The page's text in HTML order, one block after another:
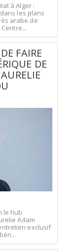
à Alger :
les plans
arabe de
FAIRE
DE
le hub
Adam
exclusif